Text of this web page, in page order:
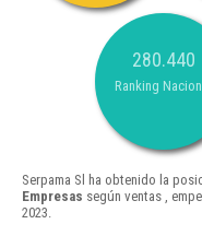
280.440
Ranking
Serpama Sl ha obtenido la
Empresas según ventas ,
2023.